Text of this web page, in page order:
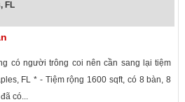
FL
có người trông coi nên cần sang lại tiệm
FL * - Tiệm rộng 1600 sqft, có 8 bàn, 8
có...